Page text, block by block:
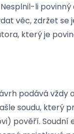
li
věc, zdržet se
který je
podává
soudu, který
pověří. Soudní